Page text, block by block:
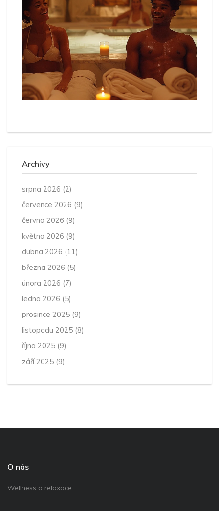
Archivy
srpna 2026 (2)
července 2026 (9)
června 2026 (9)
května 2026 (9)
dubna 2026 (11)
března 2026 (5)
února 2026 (7)
ledna 2026 (5)
prosince 2025 (9)
listopadu 2025 (8)
října 2025 (9)
září 2025 (9)
O nás
Wellness a relaxace